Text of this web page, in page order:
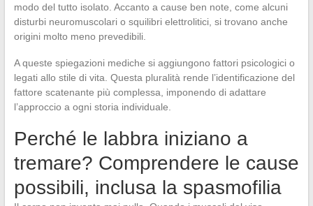
modo del tutto isolato. Accanto a cause ben note, come alcuni
disturbi neuromuscolari o squilibri elettrolitici, si trovano anche
origini molto meno prevedibili.
A queste spiegazioni mediche si aggiungono fattori psicologici o
legati allo stile di vita. Questa pluralità rende l’identificazione del
fattore scatenante più complessa, imponendo di adattare
l’approccio a ogni storia individuale.
Perché le labbra iniziano a
tremare? Comprendere le cause
possibili, inclusa la spasmofilia